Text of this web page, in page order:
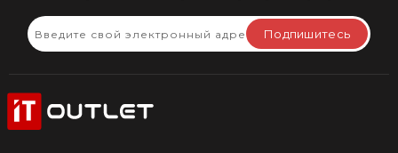
Подпишитесь